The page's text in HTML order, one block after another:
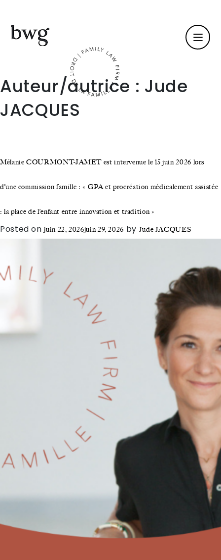
Identité
Équipe
Actualités
International
Honoraires
Auteur/autrice : Jude
JACQUES
Mélanie COURMONT-JAMET est intervenue le 15 juin 2026 lors
d’une commission famille : « GPA et procréation médicalement assistée
: la place de l’enfant entre innovation et tradition »
Posted onjuin 22, 2026juin 29, 2026 by Jude JACQUES